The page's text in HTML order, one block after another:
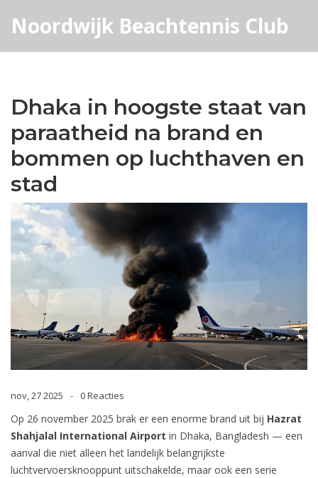
Noordwijk Beachtennis Club
Dhaka in hoogste staat van
paraatheid na brand en
bommen op luchthaven en
stad
nov, 27 2025 0 Reacties
Op 26 november 2025 brak er een enorme brand uit bij Hazrat
Shahjalal International Airport in Dhaka, Bangladesh — een
aanval die niet alleen het landelijk belangrijkste
luchtvervoersknooppunt uitschakelde, maar ook een serie